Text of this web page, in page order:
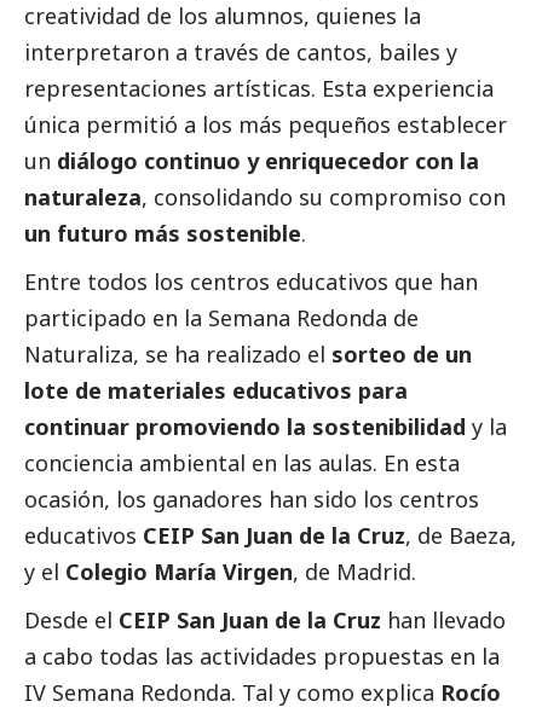
creatividad de los alumnos, quienes la
interpretaron a través de cantos, bailes y
representaciones artísticas. Esta experiencia
única permitió a los más pequeños establecer
un diálogo continuo y enriquecedor con la
naturaleza, consolidando su compromiso con
un futuro más sostenible.
Entre todos los centros educativos que han
participado en la Semana Redonda de
Naturaliza, se ha realizado el sorteo de un
lote de materiales educativos para
continuar promoviendo la sostenibilidad y la
conciencia ambiental en las aulas. En esta
ocasión, los ganadores han sido los centros
educativos CEIP San Juan de la Cruz, de Baeza,
y el Colegio María Virgen, de Madrid.
Desde el CEIP San Juan de la Cruz han llevado
a cabo todas las actividades propuestas en la
IV Semana Redonda. Tal y como explica Rocío